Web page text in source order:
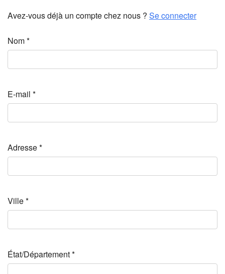
Avez-vous déjà un compte chez nous ? Se connecter
Nom*
E-mail *
Adresse*
Ville*
État/Département*